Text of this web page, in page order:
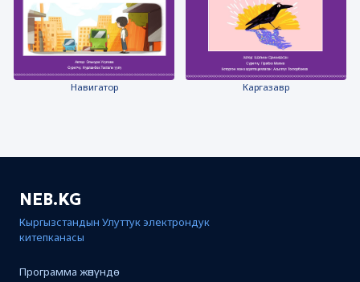
Навигатор Каргазавр
NEB.KG
Кыргызстандын Улуттук электрондук
китепканасы
Программа жөнүндө